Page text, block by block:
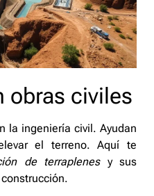
obras civiles
la ingeniería civil. Ayudan
el terreno. Aquí te
de terraplenesy sus